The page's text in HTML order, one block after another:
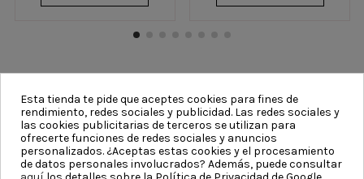
CATEGORÍAS
INFORMACIÓN
Esta tienda te pide que aceptes cookies para fines de
rendimiento, redes sociales y publicidad. Las redes sociales y
las cookies publicitarias de terceros se utilizan para
ofrecerte funciones de redes sociales y anuncios
personalizados. ¿Aceptas estas cookies y el procesamiento
de datos personales involucrados? Además, puede consultar